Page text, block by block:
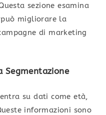
sezione esamina
migliorare la
di marketing
Segmentazione
su dati come età,
informazioni sono